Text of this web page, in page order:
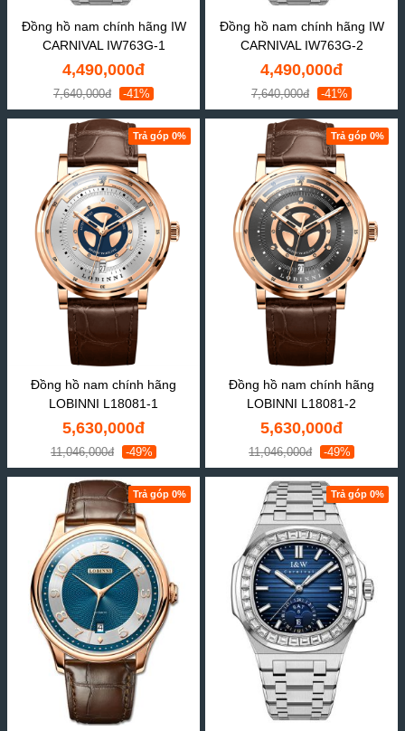
Đồng hồ nam chính hãng IW
CARNIVAL IW763G-1
4,490,000đ
7,640,000đ -41%
Đồng hồ nam chính hãng IW
CARNIVAL IW763G-2
4,490,000đ
7,640,000đ -41%
Trả góp 0%
Đồng hồ nam chính hãng
LOBINNI L18081-1
5,630,000đ
11,046,000đ -49%
Trả góp 0%
Đồng hồ nam chính hãng
LOBINNI L18081-2
5,630,000đ
11,046,000đ -49%
Trả góp 0% Trả góp 0%